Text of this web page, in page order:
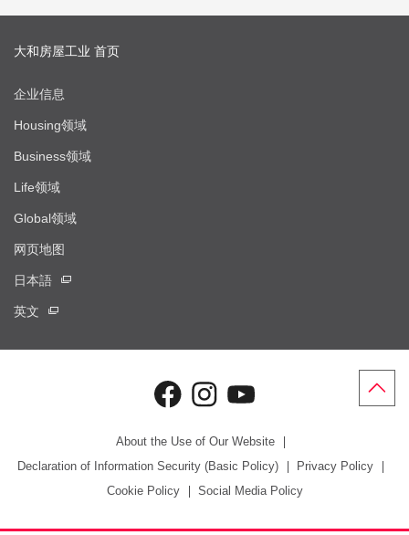
大和房屋工业 首页
企业信息
Housing领域
Business领域
Life领域
Global领域
网页地图
日本語
英文
About the Use of Our Website
Declaration of Information Security (Basic Policy)
Privacy Policy
Cookie Policy
Social Media Policy